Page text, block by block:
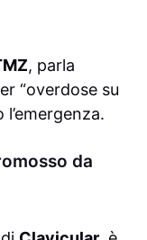
, parla
“overdose su
da